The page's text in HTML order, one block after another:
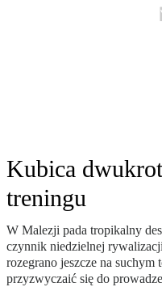
Kubica
treningu
W Malezji pada tropikalny
czynnik niedzielnej
rozegrano jeszcze na
przyzwyczaić się do